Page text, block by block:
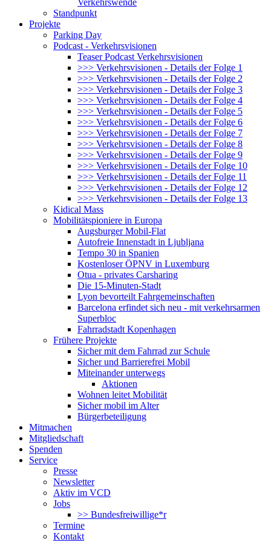
Verkehrswende
Standpunkt
Projekte
Parking Day
Podcast - Verkehrsvisionen
Teaser Podcast Verkehrsvisionen
>>> Verkehrsvisionen - Details der Folge 1
>>> Verkehrsvisionen - Details der Folge 2
>>> Verkehrsvisionen - Details der Folge 3
>>> Verkehrsvisionen - Details der Folge 4
>>> Verkehrsvisionen - Details der Folge 5
>>> Verkehrsvisionen - Details der Folge 6
>>> Verkehrsvisionen - Details der Folge 7
>>> Verkehrsvisionen - Details der Folge 8
>>> Verkehrsvisionen - Details der Folge 9
>>> Verkehrsvisionen - Details der Folge 10
>>> Verkehrsvisionen - Details der Folge 11
>>> Verkehrsvisionen - Details der Folge 12
>>> Verkehrsvisionen - Details der Folge 13
Kidical Mass
Mobilitätspioniere in Europa
Augsburger Mobil-Flat
Autofreie Innenstadt in Ljubljana
Tempo 30 in Spanien
Kostenloser ÖPNV in Luxemburg
Otua - privates Carsharing
Die 15-Minuten-Stadt
Lyon bevorteilt Fahrgemeinschaften
Barcelona erfindet sich neu - mit verkehrsarmen
Superbloc
Fahrradstadt Kopenhagen
Frühere Projekte
Sicher mit dem Fahrrad zur Schule
Sicher und Barrierefrei Mobil
Miteinander unterwegs
Aktionen
Wohnen leitet Mobilität
Sicher mobil im Alter
Bürgerbeteiligung
Mitmachen
Mitgliedschaft
Spenden
Service
Presse
Newsletter
Aktiv im VCD
Jobs
>> Bundesfreiwillige*r
Termine
Kontakt